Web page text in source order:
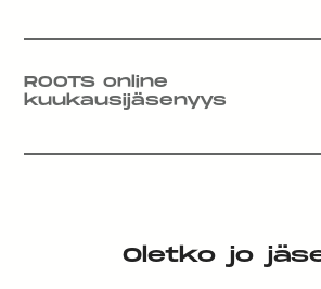
ROOTS online
kuukausijäsenyys
Oletko jo